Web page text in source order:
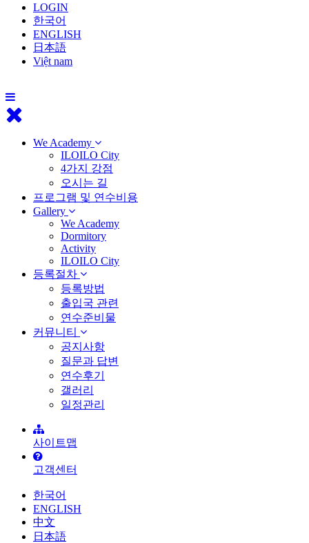
LOGIN
한국어
ENGLISH
日本語
Việt nam
We Academy
ILOILO City
4가지 강점
오시는 길
프로그램 및 연수비용
Gallery
We Academy
Dormitory
Activity
ILOILO City
등록절차
등록방법
출입국 관련
연수준비물
커뮤니티
공지사항
질문과 답변
연수후기
갤러리
일정관리
사이트맵
고객센터
한국어
ENGLISH
中文
日本語